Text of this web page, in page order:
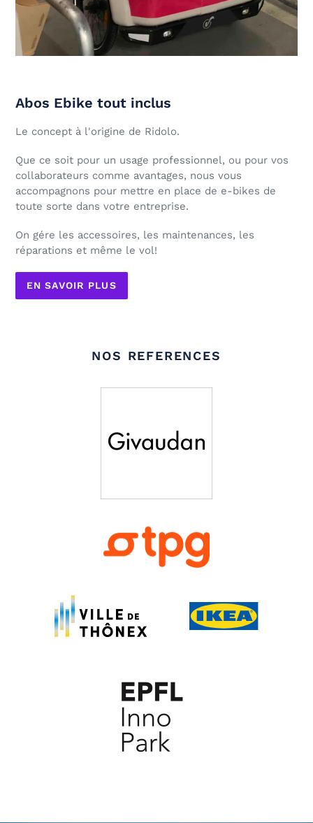
Abos Ebike tout inclus
Le concept à l'origine de Ridolo.
Que ce soit pour un usage professionnel, ou pour vos
collaborateurs comme avantages, nous vous
accompagnons pour mettre en place de e-bikes de
toute sorte dans votre entreprise.
On gére les accessoires, les maintenances, les
réparations et même le vol!
EN SAVOIR PLUS
NOS REFERENCES